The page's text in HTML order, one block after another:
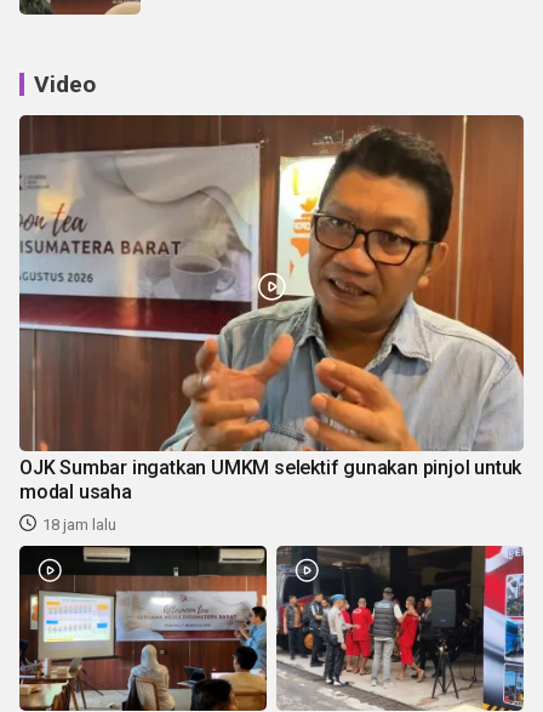
Video
OJK Sumbar ingatkan UMKM selektif gunakan pinjol untuk
modal usaha
18 jam lalu